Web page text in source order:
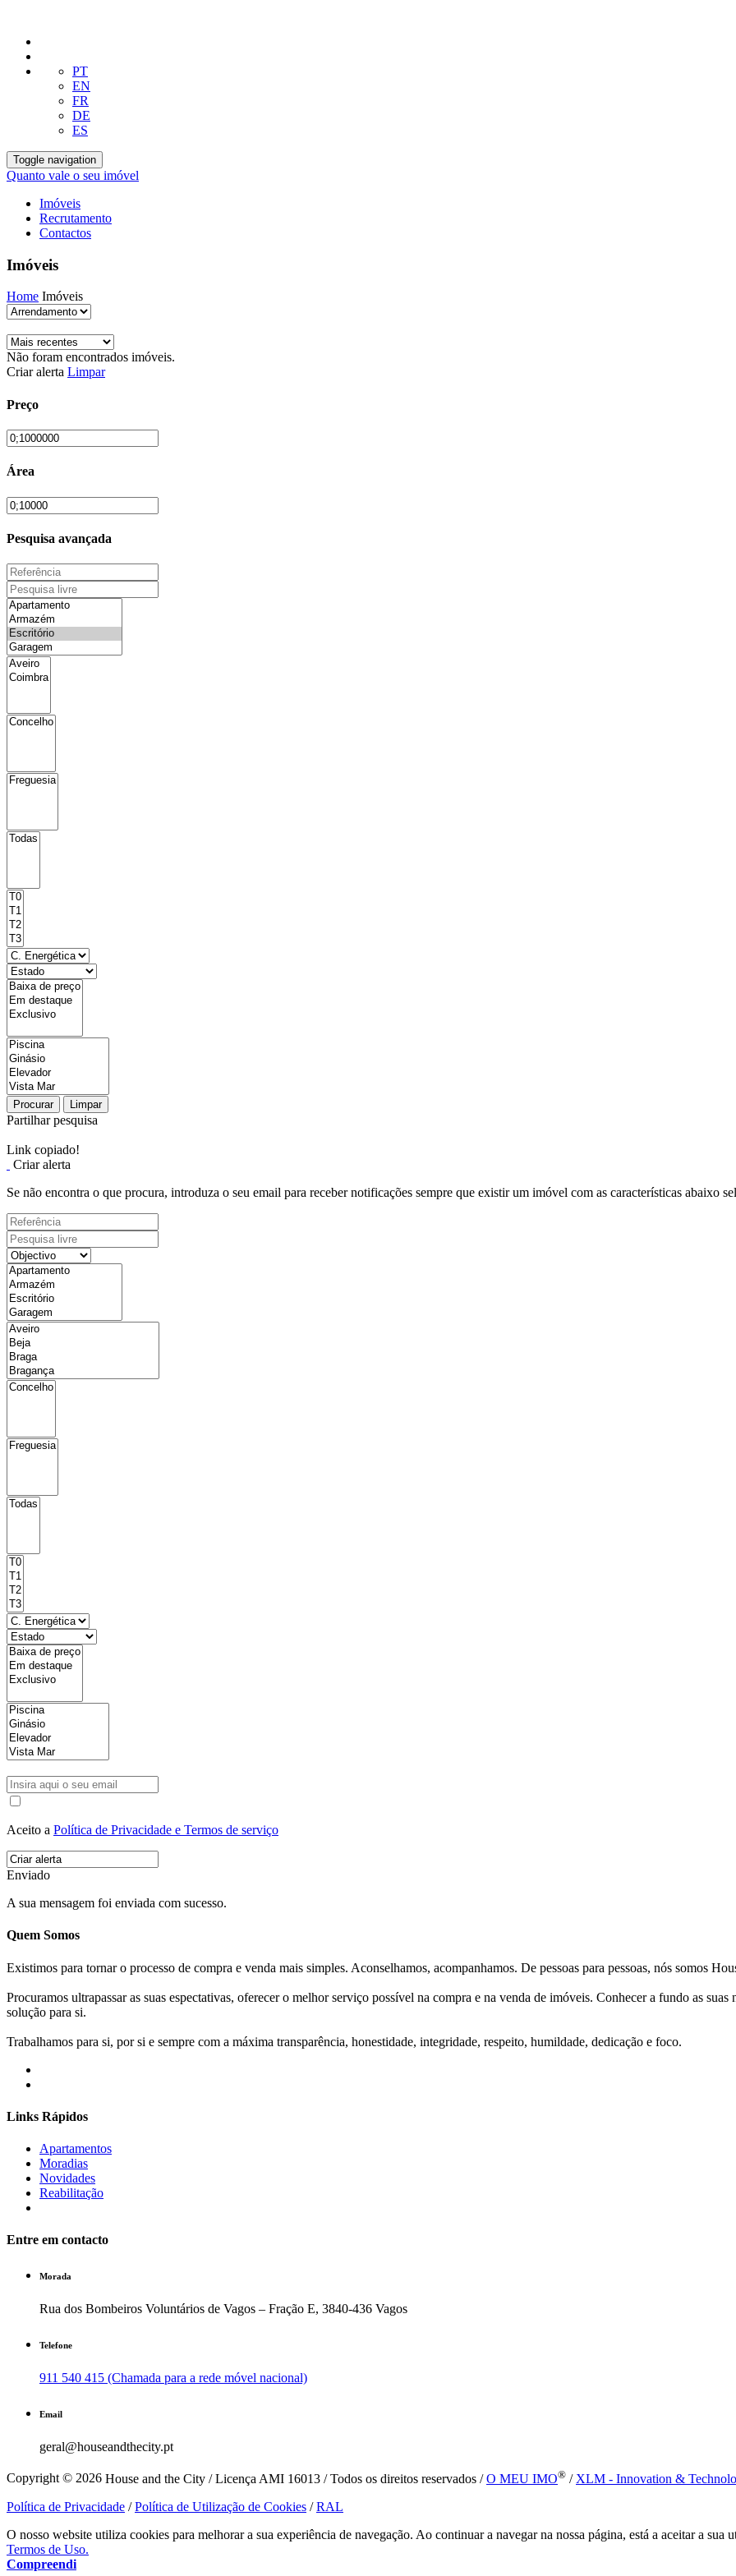
PT
EN
FR
DE
ES
Toggle navigation
Quanto vale o seu imóvel
Imóveis
Recrutamento
Contactos
Imóveis
Home Imóveis
Não foram encontrados imóveis.
Criar alerta Limpar
Preço
Área
Pesquisa avançada
Procurar Limpar
Partilhar pesquisa
Link copiado!
Criar alerta
Se não encontra o que procura, introduza o seu email para receber notificações sempre que existir um imóvel com as características abaixo
Aceito a Política de Privacidade e Termos de serviço
Enviado
A sua mensagem foi enviada com sucesso.
Quem Somos
Existimos para tornar o processo de compra e venda mais simples. Aconselhamos, acompanhamos. De pessoas para pessoas, nós somos
Procuramos ultrapassar as suas espectativas, oferecer o melhor serviço possível na compra e na venda de imóveis. Conhecer a fundo as
solução para si.
Trabalhamos para si, por si e sempre com a máxima transparência, honestidade, integridade, respeito, humildade, dedicação e foco.
Links Rápidos
Apartamentos
Moradias
Novidades
Reabilitação
Entre em contacto
Morada
Rua dos Bombeiros Voluntários de Vagos – Fração E, 3840-436 Vagos
Telefone
911 540 415 (Chamada para a rede móvel nacional)
Email
geral@houseandthecity.pt
Copyright © 2026 House and the City / Licença AMI 16013 / Todos os direitos reservados /O MEU IMO® / XLM - Innovation &
Política de Privacidade /Política de Utilização de Cookies /RAL
O nosso website utiliza cookies para melhorar a sua experiência de navegação. Ao continuar a navegar na nossa página, está a aceitar a sua
Termos de Uso.
Compreendi